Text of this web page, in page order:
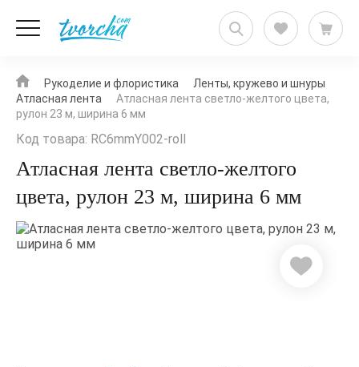
Рукоделие и флористика
Ленты, кружево и шнуры
Атласная лента
Атласная лента светло-желтого цвета,
рулон 23 м, ширина 6 мм
Код товара: RC6mmY002-roll
Атласная лента светло-желтого
цвета, рулон 23 м, ширина 6 мм